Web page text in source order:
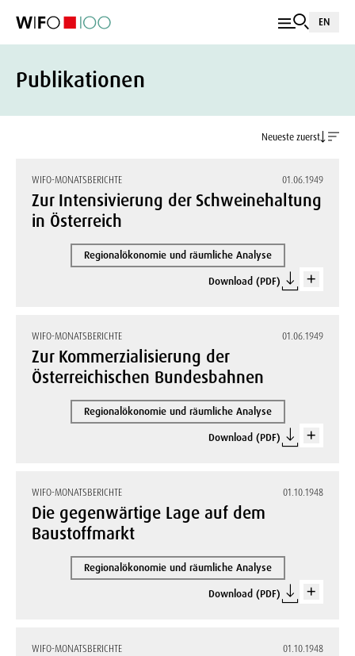
EN
Publikationen
Neueste zuerst
WIFO-MONATSBERICHTE 01.06.1949
Zur Intensivierung der Schweinehaltung
in Österreich
Regionalökonomie und räumliche Analyse
Download (PDF)
WIFO-MONATSBERICHTE 01.06.1949
Zur Kommerzialisierung der
Österreichischen Bundesbahnen
Regionalökonomie und räumliche Analyse
Download (PDF)
WIFO-MONATSBERICHTE 01.10.1948
Die gegenwärtige Lage auf dem
Baustoffmarkt
Regionalökonomie und räumliche Analyse
Download (PDF)
WIFO-MONATSBERICHTE 01.10.1948